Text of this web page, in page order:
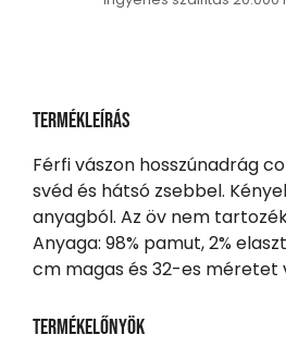
Termékleírás
Férfi vászon hosszúnadrág
svéd és hátsó zsebbel.
anyagból. Az öv nem
Anyaga: 98% pamut, 2%
cm magas és 32-es méretet
Termékelőnyök